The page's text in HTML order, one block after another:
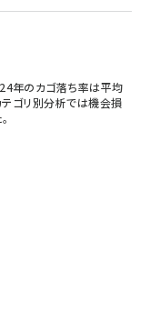
年のカゴ落ち率は平均
ゴリ別分析では機会損